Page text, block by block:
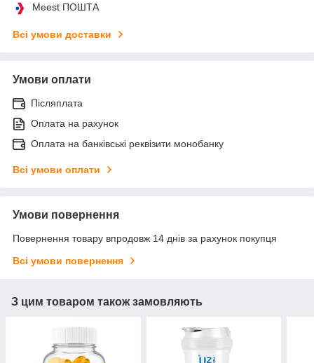
Meest ПОШТА
Всі умови доставки
Умови оплати
Післяплата
Оплата на рахунок
Оплата на банківські реквізити монобанку
Всі умови оплати
Умови повернення
Повернення товару впродовж 14 днів за рахунок покупця
Всі умови повернення
З цим товаром також замовляють